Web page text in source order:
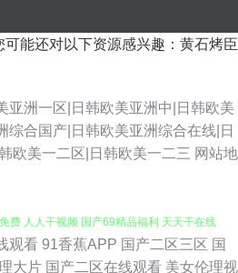
能还对以下资源感兴趣：黄石烤臣
亚洲一区|日韩欧美亚洲中|日韩欧美
综合国产|日韩欧美亚洲综合在线|日
欧美一二区|日韩欧美一二三 网站地
韩国少妇人妻超碰 一区二区免费网站 九
观看 91香蕉APP 国产二区三区 国
大片 国产二区在线观看 美女伦理视